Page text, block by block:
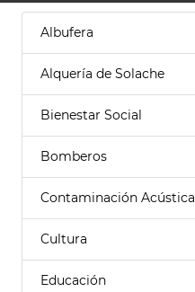
Albufera
Alquería de Solache
Bienestar Social
Bomberos
Contaminación Acústica
Cultura
Educación